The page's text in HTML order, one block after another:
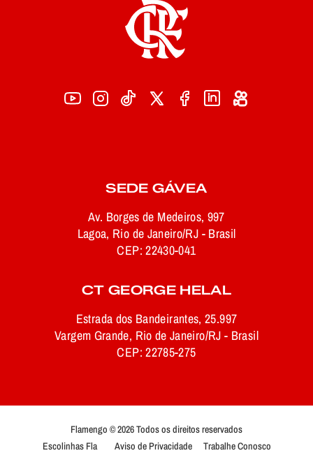
SEDE GÁVEA
Av. Borges de Medeiros, 997
Lagoa, Rio de Janeiro/RJ - Brasil
CEP: 22430-041
CT GEORGE HELAL
Estrada dos Bandeirantes, 25.997
Vargem Grande, Rio de Janeiro/RJ - Brasil
CEP: 22785-275
Flamengo © 2026 Todos os direitos reservados
Escolinhas Fla
Aviso de Privacidade Trabalhe Conosco